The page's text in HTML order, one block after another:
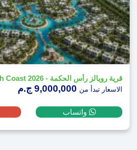
الاسعار تبدأ من
واتساب